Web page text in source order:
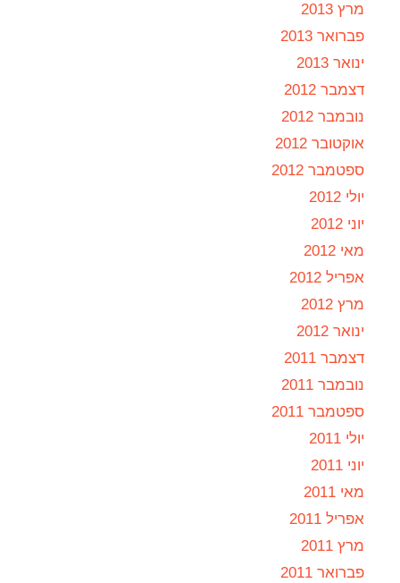
מרץ 2013
פברואר 2013
ינואר 2013
דצמבר 2012
נובמבר 2012
אוקטובר 2012
ספטמבר 2012
יולי 2012
יוני 2012
מאי 2012
אפריל 2012
מרץ 2012
ינואר 2012
דצמבר 2011
נובמבר 2011
ספטמבר 2011
יולי 2011
יוני 2011
מאי 2011
אפריל 2011
מרץ 2011
פברואר 2011